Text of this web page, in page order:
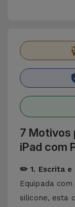
7 Motivos
iPad com
✏️ 1. Escrita e
Equipada
silicone, esta